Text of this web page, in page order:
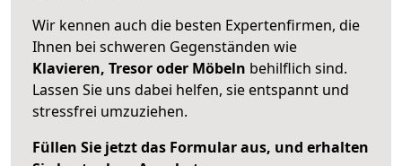
Wir kennen auch die besten Expertenfirmen, die
Ihnen bei schweren Gegenständen wie
Klavieren, Tresor oder Möbeln behilflich sind.
Lassen Sie uns dabei helfen, sie entspannt und
stressfrei umzuziehen.
Füllen Sie jetzt das Formular aus, und erhalten